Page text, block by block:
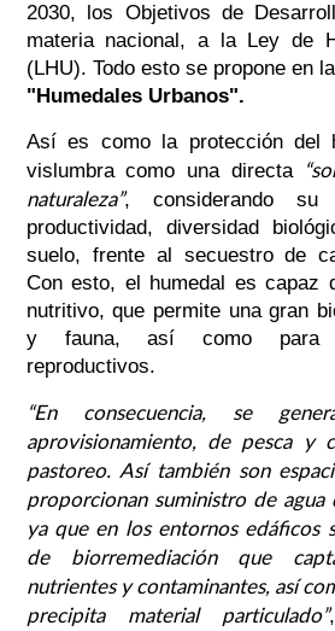
2030, los Objetivos de
materia nacional, a la Ley de
(LHU). Todo esto se propone en
"Humedales Urbanos".
Así es como la protección del
vislumbra como una directa
naturaleza”, considerando
productividad, diversidad
suelo, frente al secuestro de
Con esto, el humedal es capaz
nutritivo, que permite una gran
y fauna, así como para
reproductivos.
“En consecuencia, se
aprovisionamiento, de pesca y
pastoreo. Así también son
proporcionan suministro de
ya que en los entornos edáficos
de biorremediación que
nutrientes y contaminantes, así
precipita material particulado”